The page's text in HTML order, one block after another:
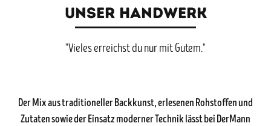
NEWS
KARRIERE
UNSER HANDWERK
"Vieles erreichst du nur mit Gutem."
Der Mix aus traditioneller Backkunst, erlesenen Rohstoffen und
Zutaten sowie der Einsatz moderner Technik lässt bei DerMann